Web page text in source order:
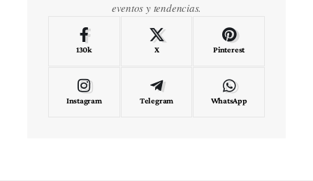
eventos y tendencias.
130k X Pinterest
Instagram Telegram WhatsApp